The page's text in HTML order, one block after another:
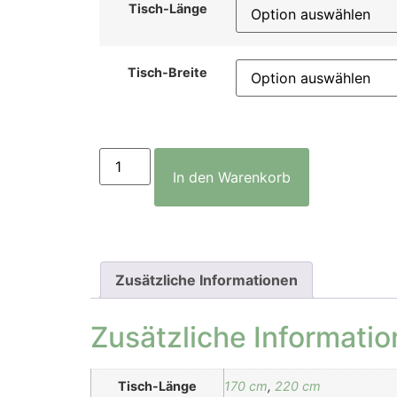
Tisch-Länge
Tisch-Breite
In den Warenkorb
Zusätzliche Informationen
Zusätzliche
Tisch-Länge 170 cm, 220 cm